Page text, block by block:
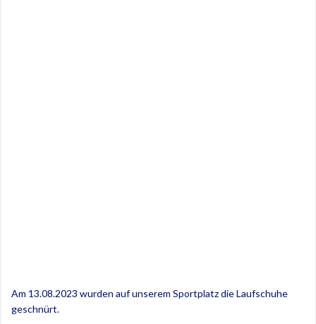
Am 13.08.2023 wurden auf unserem Sportplatz die Laufschuhe
geschnürt.